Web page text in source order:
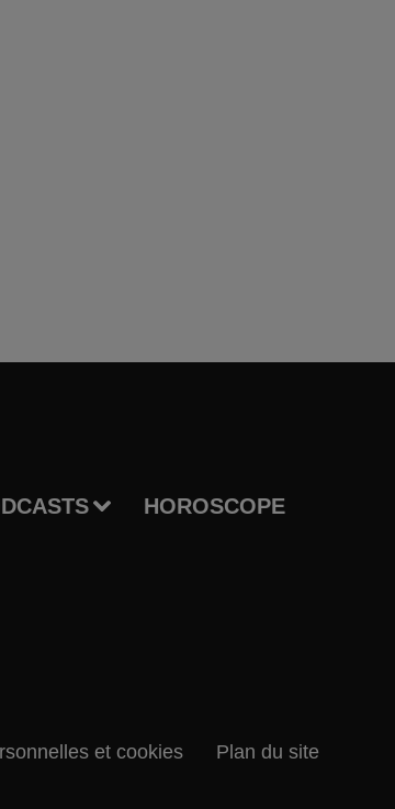
HOROSCOPE
et cookies Plan du site